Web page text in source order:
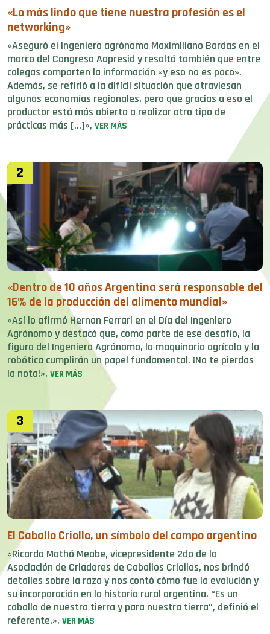
«Lo más lindo que tiene nuestra profesión es el
networking»
«Aseguró el ingeniero agrónomo Maximiliano Bordas en el
marco del Congreso Aapresid y resaltó también que entre
colegas comparten la información «y eso no es poco».
Además, se refirió a la difícil situación que atraviesan
algunas economías regionales, pero que gracias a eso el
productor está más abierto a realizar otro tipo de
prácticas más […]», VER MÁS
2
«Dentro de 10 años Argentina será responsable del
16% de la producción del alimento mundial»
«Así lo afirmó Hernan Ferrari en el Día del Ingeniero
Agrónomo y destacó que, como parte de ese desafío, la
figura del Ingeniero Agrónomo, la maquinaria agrícola y la
robótica cumplirán un papel fundamental. ¡No te pierdas
la nota!», VER MÁS
3
El Caballo Criollo, un símbolo del campo argentino
«Ricardo Mathó Meabe, vicepresidente 2do de la
Asociación de Criadores de Caballos Criollos, nos brindó
detalles sobre la raza y nos contó cómo fue la evolución y
su incorporación en la historia rural argentina. “Es un
caballo de nuestra tierra y para nuestra tierra”, definió el
referente.», VER MÁS